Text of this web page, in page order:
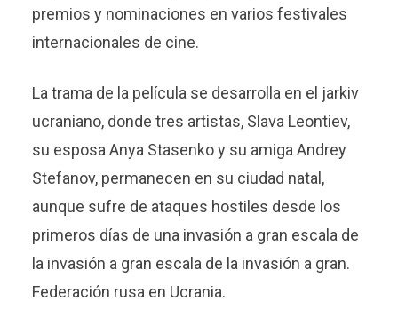
premios y nominaciones en varios festivales
internacionales de cine.
La trama de la película se desarrolla en el jarkiv
ucraniano, donde tres artistas, Slava Leontiev,
su esposa Anya Stasenko y su amiga Andrey
Stefanov, permanecen en su ciudad natal,
aunque sufre de ataques hostiles desde los
primeros días de una invasión a gran escala de
la invasión a gran escala de la invasión a gran.
Federación rusa en Ucrania.